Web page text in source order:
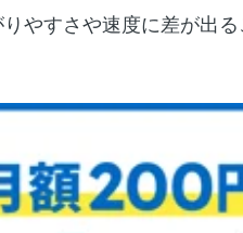
やすさや速度に差が出